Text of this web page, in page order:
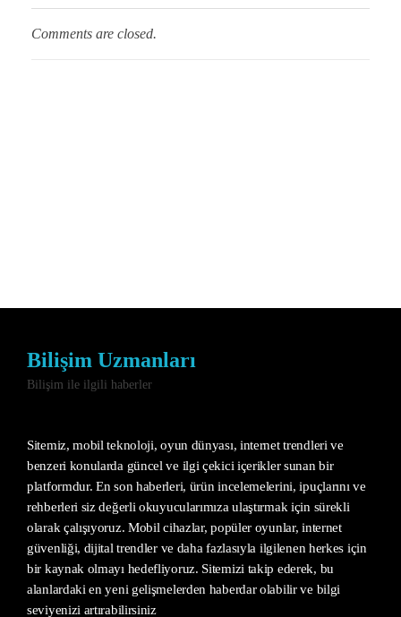
Comments are closed.
Bilişim Uzmanları
Bilişim ile ilgili haberler
Sitemiz, mobil teknoloji, oyun dünyası, internet trendleri ve
benzeri konularda güncel ve ilgi çekici içerikler sunan bir
platformdur. En son haberleri, ürün incelemelerini, ipuçlarını ve
rehberleri siz değerli okuyucularımıza ulaştırmak için sürekli
olarak çalışıyoruz. Mobil cihazlar, popüler oyunlar, internet
güvenliği, dijital trendler ve daha fazlasıyla ilgilenen herkes için
bir kaynak olmayı hedefliyoruz. Sitemizi takip ederek, bu
alanlardaki en yeni gelişmelerden haberdar olabilir ve bilgi
seviyenizi artırabilirsiniz